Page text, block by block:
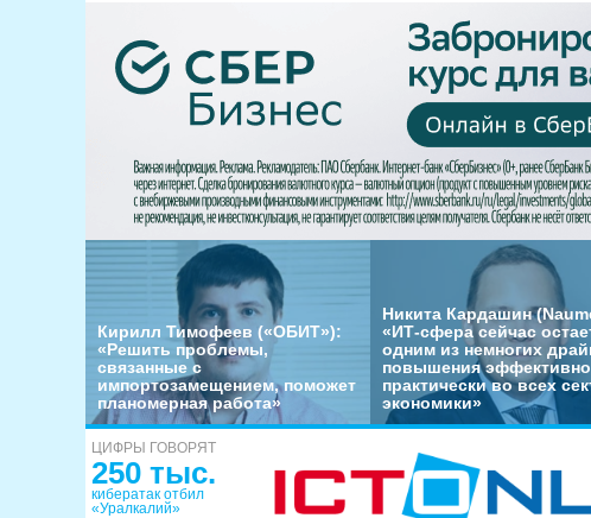
Кирилл Тимофеев («ОБИТ»):
«Решить проблемы,
связанные с
импортозамещением, поможет
планомерная работа»
Никита Кардашин
«ИТ-сфера сейчас
одним из немногих
повышения
практически во всех
экономики»
ЦИФРЫ ГОВОРЯТ
250 тыс.
кибератак отбил
«Уралкалий»